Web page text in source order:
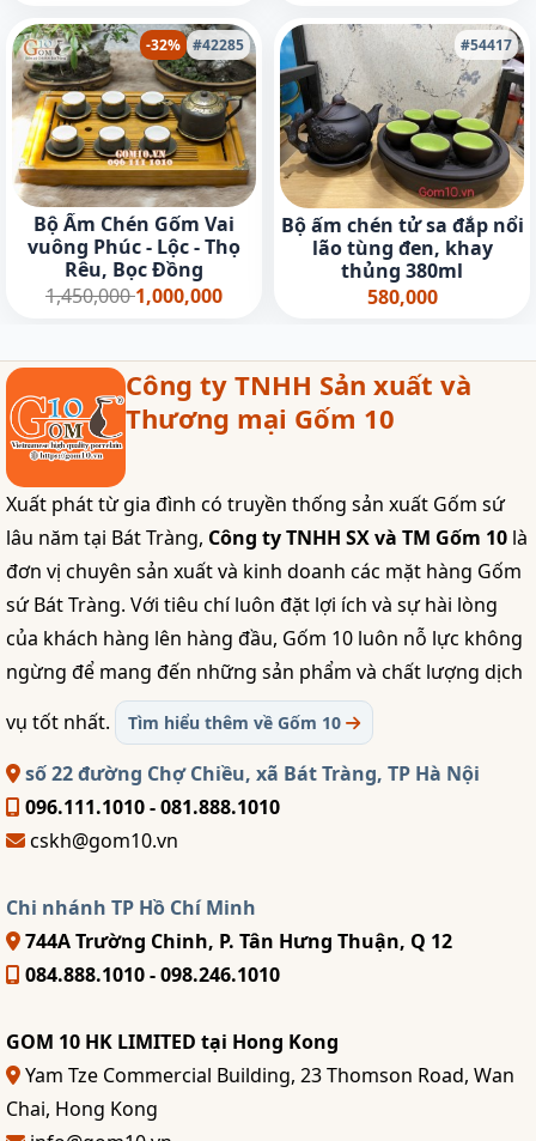
-32% #42285
Bộ Ấm Chén Gốm Vai
vuông Phúc - Lộc - Thọ
Rêu, Bọc Đồng
1,450,0001,000,000
#54417
Bộ ấm chén tử sa đắp nổi
lão tùng đen, khay
thủng 380ml
580,000
Công ty TNHH Sản xuất và
Thương mại Gốm 10
Xuất phát từ gia đình có truyền thống sản xuất Gốm sứ
lâu năm tại Bát Tràng, Công ty TNHH SX và TM Gốm 10 là
đơn vị chuyên sản xuất và kinh doanh các mặt hàng Gốm
sứ Bát Tràng. Với tiêu chí luôn đặt lợi ích và sự hài lòng
của khách hàng lên hàng đầu, Gốm 10 luôn nỗ lực không
ngừng để mang đến những sản phẩm và chất lượng dịch
vụ tốt nhất.
Tìm hiểu thêm về Gốm 10
số 22 đường Chợ Chiều, xã Bát Tràng, TP Hà Nội
096.111.1010 - 081.888.1010
cskh@gom10.vn
Chi nhánh TP Hồ Chí Minh
744A Trường Chinh, P. Tân Hưng Thuận, Q 12
084.888.1010 - 098.246.1010
GOM 10 HK LIMITED tại Hong Kong
Yam Tze Commercial Building, 23 Thomson Road, Wan
Chai, Hong Kong